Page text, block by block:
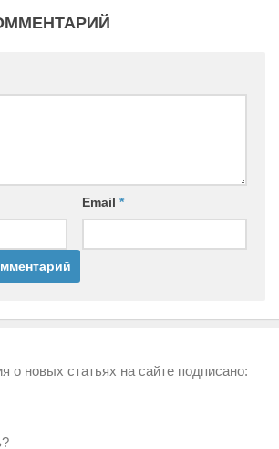
Email *
о новых статьях на сайте подписано: